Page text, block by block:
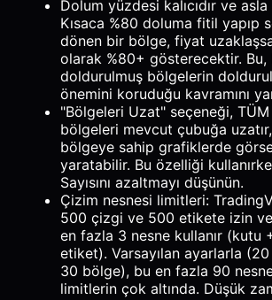
Dolum yüzdesi kalıcıdır ve
Kısaca %80 doluma fitil yapıp
dönen bir bölge, fiyat uzaklaşsa
olarak %80+ gösterecektir. Bu,
doldurulmuş bölgelerin
önemini koruduğu kavramını
"Bölgeleri Uzat" seçeneği,
bölgeleri mevcut çubuğa
bölgeye sahip grafiklerde
yaratabilir. Bu özelliği
Sayısını azaltmayı düşünün.
Çizim nesnesi limitleri:
500 çizgi ve 500 etikete izin
en fazla 3 nesne kullanır (kutu
etiket). Varsayılan ayarlarla
30 bölge), bu en fazla 90
limitlerin çok altında. Düşük